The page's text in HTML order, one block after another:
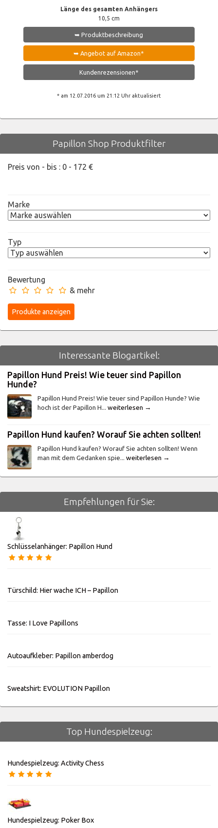
Länge des gesamten Anhängers
10,5 cm
➥ Produktbeschreibung
➥ Angebot auf Amazon*
Kundenrezensionen*
* am 12.07.2016 um 21:12 Uhr aktualisiert
Papillon Shop Produktfilter
Preis von - bis : 0 - 172 €
Marke
Typ
Bewertung
& mehr
Interessante Blogartikel:
Papillon Hund Preis! Wie teuer sind Papillon
Hunde?
Papillon Hund Preis! Wie teuer sind Papillon Hunde? Wie
hoch ist der Papillon H... weiterlesen →
Papillon Hund kaufen? Worauf Sie achten sollten!
Papillon Hund kaufen? Worauf Sie achten sollten! Wenn
man mit dem Gedanken spie... weiterlesen →
Empfehlungen für Sie:
Schlüsselanhänger: Papillon Hund
Türschild: Hier wache ICH – Papillon
Tasse: I Love Papillons
Autoaufkleber: Papillon amberdog
Sweatshirt: EVOLUTION Papillon
Top Hundespielzeug:
Hundespielzeug: Activity Chess
Hundespielzeug: Poker Box